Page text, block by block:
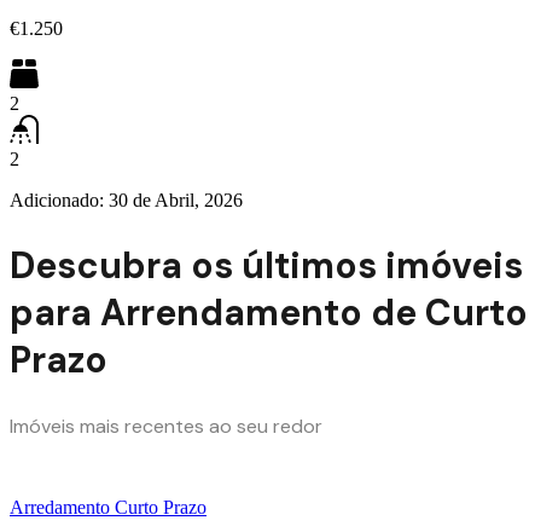
€1.250
2
2
Adicionado: 30 de Abril, 2026
Descubra os últimos imóveis
para Arrendamento de Curto
Prazo
Imóveis mais recentes ao seu redor
Arredamento Curto Prazo